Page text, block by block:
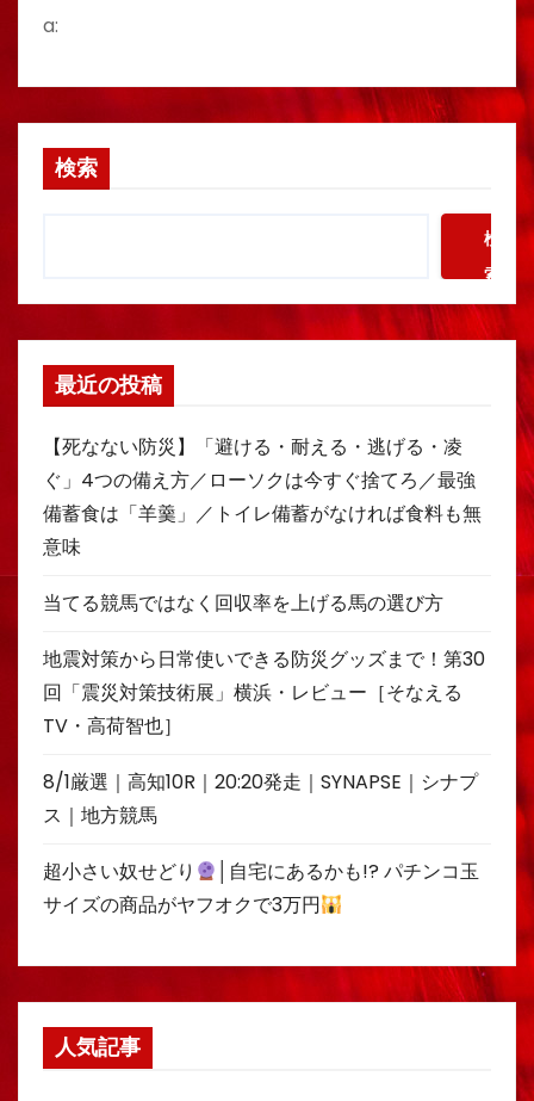
a:
検索
検
索
最近の投稿
【死なない防災】「避ける・耐える・逃げる・凌
ぐ」4つの備え方／ローソクは今すぐ捨てろ／最強
備蓄食は「羊羹」／トイレ備蓄がなければ食料も無
意味
当てる競馬ではなく回収率を上げる馬の選び方
地震対策から日常使いできる防災グッズまで！第30
回「震災対策技術展」横浜・レビュー［そなえる
TV・高荷智也］
8/1厳選｜高知10R｜20:20発走｜SYNAPSE｜シナプ
ス｜地方競馬
超小さい奴せどり
│自宅にあるかも!? パチンコ玉
サイズの商品がヤフオクで3万円
人気記事